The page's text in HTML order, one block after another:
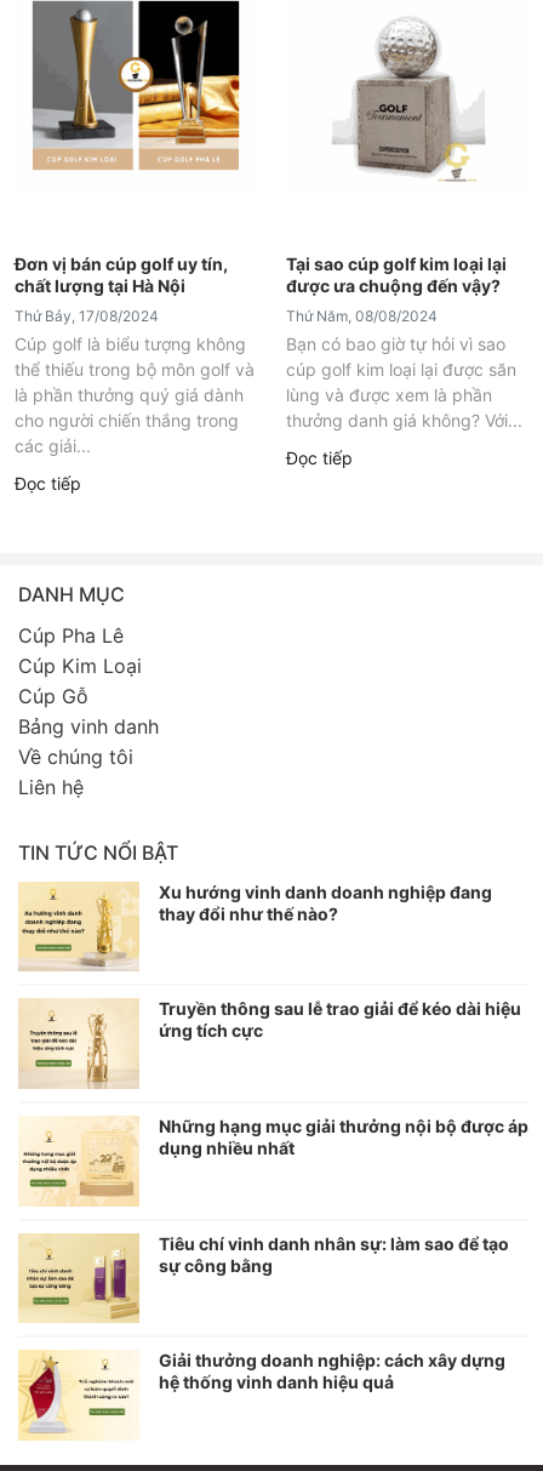
Đơn vị bán cúp golf uy tín,
chất lượng tại Hà Nội
Thứ Bảy, 17/08/2024
Cúp golf là biểu tượng không
thể thiếu trong bộ môn golf và
là phần thưởng quý giá dành
cho người chiến thắng trong
các giải...
Đọc tiếp
Tại sao cúp golf kim loại lại
được ưa chuộng đến vậy?
Thứ Năm, 08/08/2024
Bạn có bao giờ tự hỏi vì sao
cúp golf kim loại lại được săn
lùng và được xem là phần
thưởng danh giá không? Với...
Đọc tiếp
DANH MỤC
Cúp Pha Lê
Cúp Kim Loại
Cúp Gỗ
Bảng vinh danh
Về chúng tôi
Liên hệ
TIN TỨC NỔI BẬT
Xu hướng vinh danh doanh nghiệp đang
thay đổi như thế nào?
Truyền thông sau lễ trao giải để kéo dài hiệu
ứng tích cực
Những hạng mục giải thưởng nội bộ được áp
dụng nhiều nhất
Tiêu chí vinh danh nhân sự: làm sao để tạo
sự công bằng
Giải thưởng doanh nghiệp: cách xây dựng
hệ thống vinh danh hiệu quả